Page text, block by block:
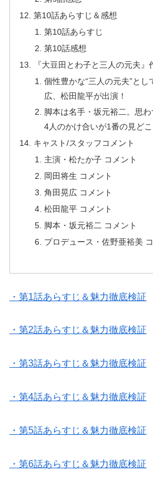
第10話あらすじ＆感想
第10話あらすじ
第10話感想
『大豆田とわ子と三人の元夫』
個性豊かな“三人の元夫”と
広、松田龍平が出演！
脚本は名手・坂元裕二。思
4人のかけ合いが1番の見どこ
キャスト/スタッフコメント
主演・松たか子 コメント
岡田将生 コメント
角田晃広 コメント
松田龍平 コメント
脚本・坂元裕二 コメント
プロデュース・佐野亜裕美
・第1話あらすじ＆魅力徹底検証
・第2話あらすじ＆魅力徹底検証
・第3話あらすじ＆魅力徹底検証
・第4話あらすじ＆魅力徹底検証
・第5話あらすじ＆魅力徹底検証
・第6話あらすじ＆魅力徹底検証